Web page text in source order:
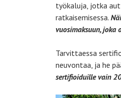
työkaluja, jotka
ratkaisemisessa.
vuosimaksuun,
Tarvittaessa
neuvontaa, ja he
sertifioiduille vain